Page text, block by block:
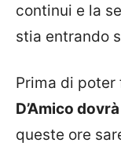
continui e la
stia entrando
Prima di poter
D’Amico
queste ore